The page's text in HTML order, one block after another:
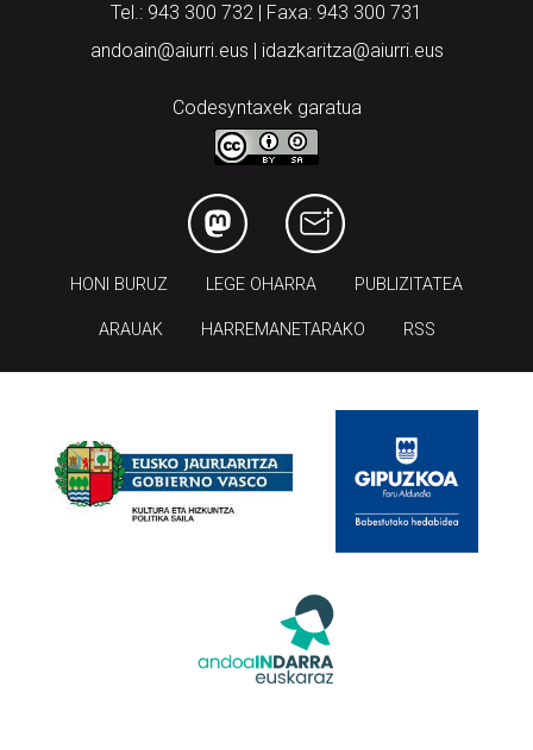
Tel.: 943 300 732 | Faxa: 943 300 731
andoain@aiurri.eus | idazkaritza@aiurri.eus
Codesyntaxek garatua
HONI BURUZ LEGE OHARRA PUBLIZITATEA
ARAUAK HARREMANETARAKO RSS